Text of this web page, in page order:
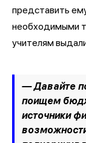
представить
необходимыми
учителям
— Давайте
поищем
источники